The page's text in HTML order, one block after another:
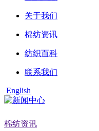
关于我们
棉纺资讯
纺织百科
联系我们
English
棉纺资讯